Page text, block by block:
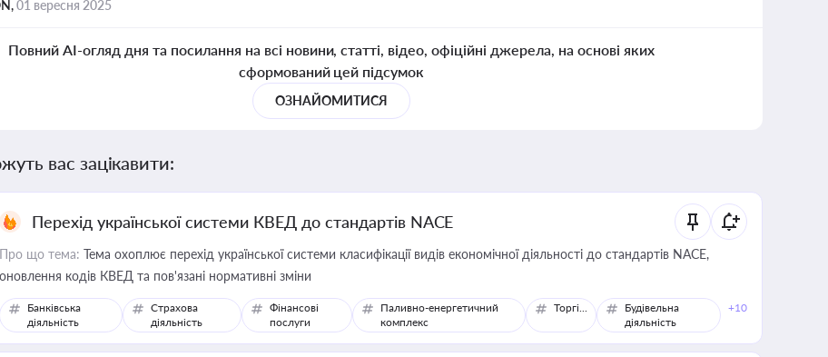
01 вересня 2025
Повний AI-огляд дня та посилання на всі новини, статті, відео, офіційні джерела, на основі яких
сформований цей підсумок
ОЗНАЙОМИТИСЯ
вас зацікавити:
Перехід української системи КВЕД до стандартів NACE
Про що тема: Тема охоплює перехід української системи класифікації видів економічної діяльності до стандартів NACE,
оновлення кодів КВЕД та пов'язані нормативні зміни
Банківська
діяльність
Страхова
діяльність
Фінансові
послуги
Паливно-енергетичний
комплекс
Торгівля
Будівельна
діяльність
+10